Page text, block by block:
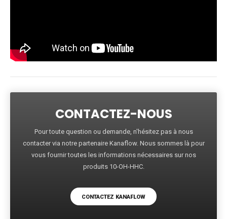
CONTACTEZ-NOUS
Pour toute question ou demande, n'hésitez pas à nous
contacter via notre partenaire Kanaflow. Nous sommes là pour
vous fournir toutes les informations nécessaires sur nos
produits 10-OH-HHC.
CONTACTEZ KANAFLOW